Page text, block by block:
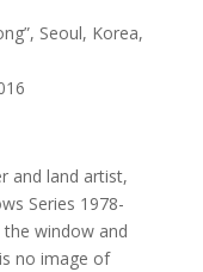
Seoul, Korea,
and land artist,
Series 1978-
window and
no image of